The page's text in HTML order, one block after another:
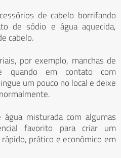
de cabelo borrifando
de sódio e água aquecida,
cabelo.
por exemplo, manchas de
quando em contato com
um pouco no local e deixe
misturada com algumas
favorito para criar um
prático e econômico em